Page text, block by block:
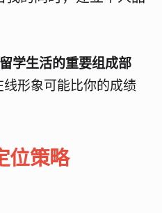
学生活的重要组成部
形象可能比你的成绩
位策略